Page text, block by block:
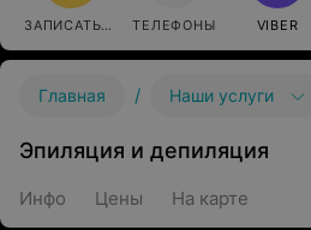
ЗАПИСАТЬСЯ ТЕЛЕФОНЫ VIBER
Главная / Наши услуги
Эпиляция и депиляция
Инфо Цены На карте